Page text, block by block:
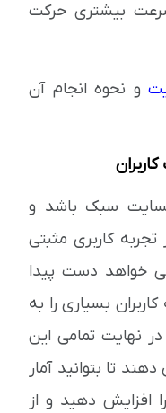
بیشتری حرکت
و نحوه انجام آن
سبک باشد و
کاربری مثبتی
خواهد دست پیدا
بسیاری را به
نهایت تمامی این
تا بتوانید آمار
افزایش دهید و از